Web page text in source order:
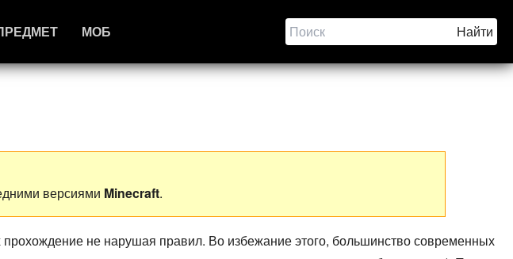
МОБ
версиями Minecraft.
не нарушая правил. Во избежание этого, большинство современных